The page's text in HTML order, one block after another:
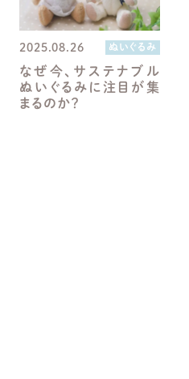
2025.08.26 ぬいぐるみ
なぜ今、サステナブル
ぬいぐるみに注目が集
まるのか？